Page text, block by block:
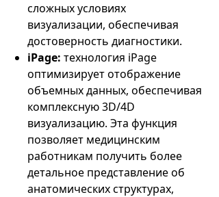
сложных условиях
визуализации, обеспечивая
достоверность диагностики.
iPage: технология iPage
оптимизирует отображение
объемных данных, обеспечивая
комплексную 3D/4D
визуализацию. Эта функция
позволяет медицинским
работникам получить более
детальное представление об
анатомических структурах,